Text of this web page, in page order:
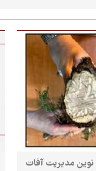
مدیریت آفات